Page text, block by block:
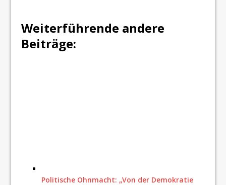
Weiterführende andere
Beiträge:
Politische Ohnmacht: „Von der Demokratie